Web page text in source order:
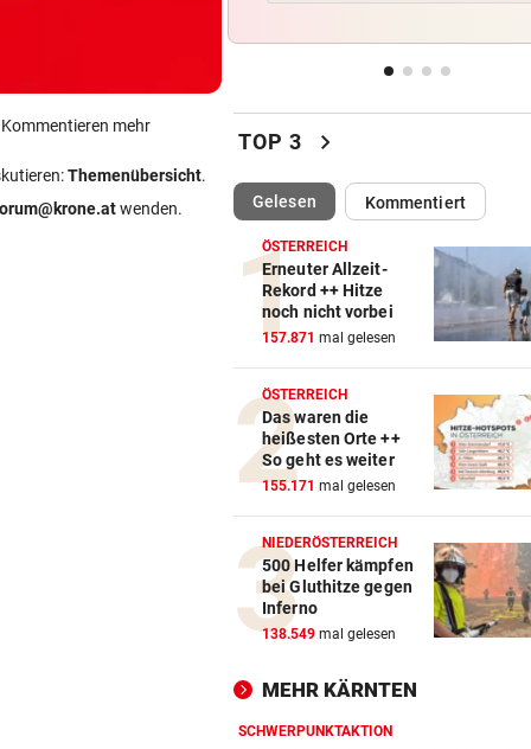
mehr
Themenübersicht.
wenden.
FIFA-Boss Infantino
massive Schäden an
AB NACH ITALIEN!
Leihe perfekt: Borussia
vermeldet Abgang
TRENNUNG VON REGISSEUR vor
Sängerin Vanessa Paradis
Ehe-Aus bekannt
TOP 3 chevron_right
Gelesen(ausgewählt)Kommentiert
ÖSTERREICH
Erneuter Allzeit-
Rekord ++ Hitze
noch nicht vorbei
157.871 mal gelesen
ÖSTERREICH
Das waren die
heißesten Orte ++
So geht es weiter
155.171 mal gelesen
NIEDERÖSTERREICH
500 Helfer kämpfen
bei Gluthitze gegen
Inferno
138.549 mal gelesen
MEHR KÄRNTEN
SCHWERPUNKTAKTION